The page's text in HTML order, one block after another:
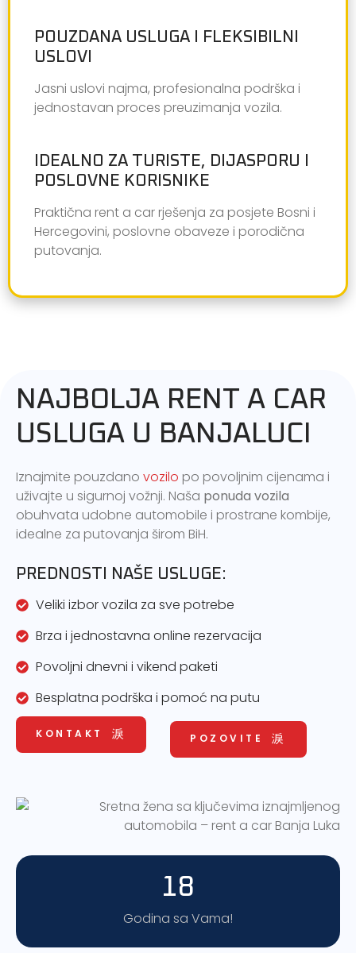
POUZDANA USLUGA I FLEKSIBILNI
USLOVI
Jasni uslovi najma, profesionalna podrška i
jednostavan proces preuzimanja vozila.
IDEALNO ZA TURISTE, DIJASPORU I
POSLOVNE KORISNIKE
Praktična rent a car rješenja za posjete Bosni i
Hercegovini, poslovne obaveze i porodična
putovanja.
18
Godina sa Vama!
NAJBOLJA RENT A CAR
USLUGA U BANJALUCI
Iznajmite pouzdano vozilo po povoljnim cijenama i
uživajte u sigurnoj vožnji. Naša ponuda vozila
obuhvata udobne automobile i prostrane kombije,
idealne za putovanja širom BiH.
PREDNOSTI NAŠE USLUGE:
Veliki izbor vozila za sve potrebe
Brza i jednostavna online rezervacija
Povoljni dnevni i vikend paketi
Besplatna podrška i pomoć na putu
KONTAKT POZOVITE